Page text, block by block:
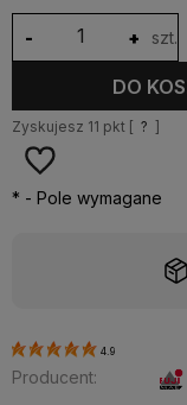
+
- szt.
DO
Zyskujesz 11 pkt [ ? ]
* - Pole wymagane
4.9
Producent: